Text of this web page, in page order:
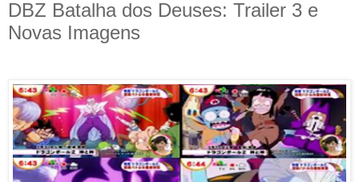
DBZ Batalha dos Deuses: Trailer 3 e
Novas Imagens